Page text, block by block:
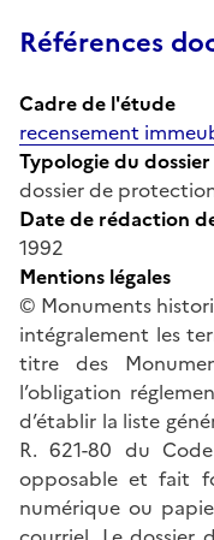
Références
Cadre de l'étude
recensement
Typologie du dossier
dossier de
Date de rédaction
1992
Mentions légales
© Monuments
intégralement les
titre des
l’obligation
d’établir la liste
R. 621-80 du
opposable et fait
numérique ou